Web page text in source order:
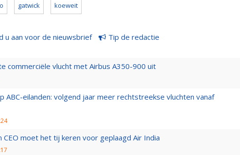
gatwick koeweit
u aan voor de nieuwsbrief Tip de redactie
commerciële vlucht met Airbus A350-900 uit
ABC-eilanden: volgend jaar meer rechtstreekse vluchten vanaf
CEO moet het tij keren voor geplaagd Air India